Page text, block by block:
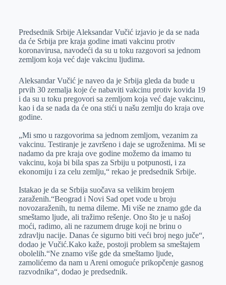
e
r
I
n
s
A
p
p
a
i
l
Predsednik Srbije Aleksandar Vučić izjavio je da se nada
da će Srbija pre kraja godine imati vakcinu protiv
koronavirusa, navodeći da su u toku razgovori sa jednom
zemljom koja već daje vakcinu ljudima.
Aleksandar Vučić je naveo da je Srbija gleda da bude u
prvih 30 zemalja koje će nabaviti vakcinu protiv kovida 19
i da su u toku pregovori sa zemljom koja već daje vakcinu,
kao i da se nada da će ona stići u našu zemlju do kraja ove
godine.
„Mi smo u razgovorima sa jednom zemljom, vezanim za
vakcinu. Testiranje je završeno i daje se ugroženima. Mi se
nadamo da pre kraja ove godine možemo da imamo tu
vakcinu, koja bi bila spas za Srbiju u potpunosti, i za
ekonomiju i za celu zemlju,“ rekao je predsednik Srbije.
Istakao je da se Srbija suočava sa velikim brojem
zaraženih.“Beograd i Novi Sad opet vode u broju
novozaraženih, tu nema dileme. Mi više ne znamo gde da
smeštamo ljude, ali tražimo rešenje. Ono što je u našoj
moći, radimo, ali ne razumem druge koji ne brinu o
zdravlju nacije. Danas će sigurno biti veći broj nego juče“,
dodao je Vučić.Kako kaže, postoji problem sa smeštajem
obolelih.“Ne znamo više gde da smeštamo ljude,
zamolićemo da nam u Areni omoguće prikopčenje gasnog
razvodnika“, dodao je predsednik.